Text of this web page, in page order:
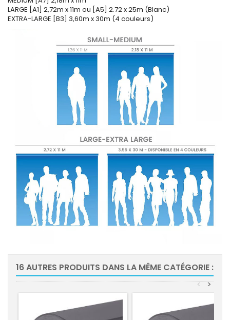
LARGE [A1] 2,72m x 11m ou [A5] 2.72 x 25m (Blanc)
EXTRA-LARGE [B3] 3,60m x 30m (4 couleurs)
16 AUTRES PRODUITS DANS LA MÊME CATÉGORIE :
>
<